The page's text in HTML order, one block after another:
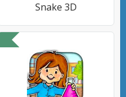
Snake 3D